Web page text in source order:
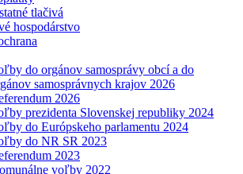
tlačivá
hospodárstvo
do orgánov samosprávy obcí a do
samosprávnych krajov 2026
2026
prezidenta Slovenskej republiky 2024
do Európskeho parlamentu 2024
do NR SR 2023
2023
voľby 2022